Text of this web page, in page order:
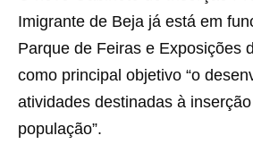
Imigrante de Beja já está em
Parque de Feiras e Exposições
como principal objetivo “o
atividades destinadas à
população”.